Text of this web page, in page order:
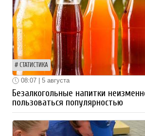
СТАТИСТИКА
08:07 | 5 августа
Безалкогольные напитки
пользоваться популярностью